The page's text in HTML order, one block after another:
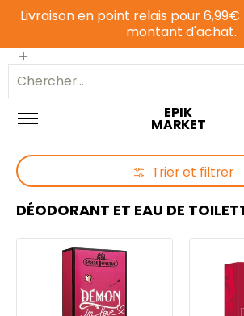
Passer au contenu principal
Livraison en point relais pour
montant d'achat.
Epicerie sucrée
Chercher...
EPIK
MARKET
Passer au contenu principalTrier et filtrer
DÉODORANT ET EAU DE